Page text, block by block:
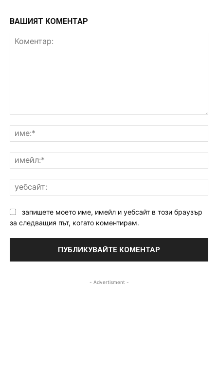
ВАШИЯТ КОМЕНТАР
запишете моето име, имейл и уебсайт в този браузър
за следващия път, когато коментирам.
- Advertisment -